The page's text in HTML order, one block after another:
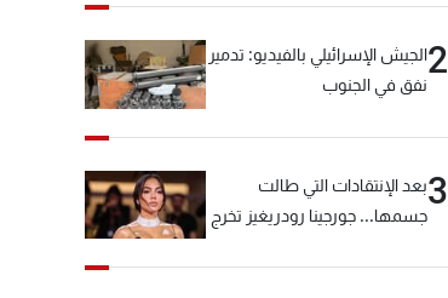
2الجيش الإسرائيلي بالفيديو: تدمير
نفق في الجنوب
3بعد الإنتقادات التي طالت
جسمها... جورجينا رودريغيز تخرج